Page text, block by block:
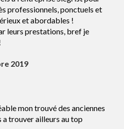
professionnels, ponctuels et
et abordables !
leurs prestations, bref je
2019
mon trouvé des anciennes
a trouver ailleurs au top